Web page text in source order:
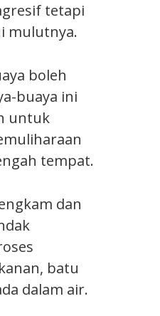
tetapi
mulutnya.
boleh
buaya ini
untuk
tempat.
dan
batu
dalam air.